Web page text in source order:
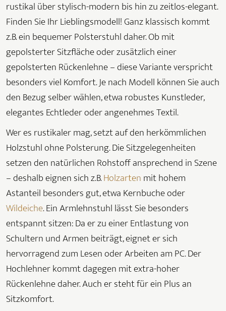
rustikal über stylisch-modern bis hin zu zeitlos-elegant.
Finden Sie Ihr Lieblingsmodell! Ganz klassisch kommt
z.B. ein bequemer Polsterstuhl daher. Ob mit
gepolsterter Sitzfläche oder zusätzlich einer
gepolsterten Rückenlehne – diese Variante verspricht
besonders viel Komfort. Je nach Modell können Sie auch
den Bezug selber wählen, etwa robustes Kunstleder,
elegantes Echtleder oder angenehmes Textil.
Wer es rustikaler mag, setzt auf den herkömmlichen
Holzstuhl ohne Polsterung. Die Sitzgelegenheiten
setzen den natürlichen Rohstoff ansprechend in Szene
– deshalb eignen sich z.B.Holzartenmit hohem
Astanteil besonders gut, etwa Kernbuche oder
Wildeiche. Ein Armlehnstuhl lässt Sie besonders
entspannt sitzen: Da er zu einer Entlastung von
Schultern und Armen beiträgt, eignet er sich
hervorragend zum Lesen oder Arbeiten am PC. Der
Hochlehner kommt dagegen mit extra-hoher
Rückenlehne daher. Auch er steht für ein Plus an
Sitzkomfort.